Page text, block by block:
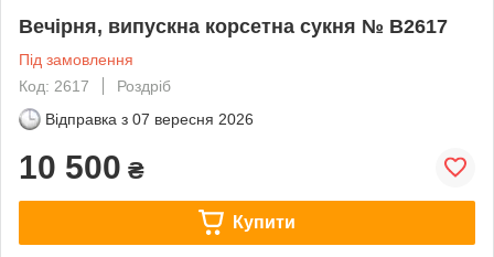
Вечірня, випускна корсетна сукня № В2617
Під замовлення
Код: 2617
Роздріб
Відправка з 07 вересня 2026
10 500 ₴
Купити